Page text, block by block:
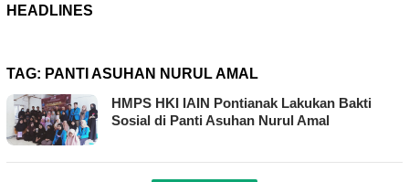
HEADLINES
TAG: PANTI ASUHAN NURUL AMAL
HMPS HKI IAIN Pontianak Lakukan Bakti
Sosial di Panti Asuhan Nurul Amal